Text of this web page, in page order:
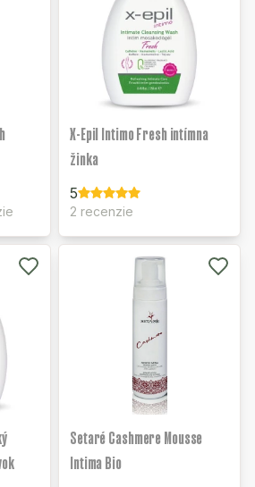
X-Epil Intimo Fresh intímna
žinka
5
2 recenzie
Setaré Cashmere Mousse
Intima Bio